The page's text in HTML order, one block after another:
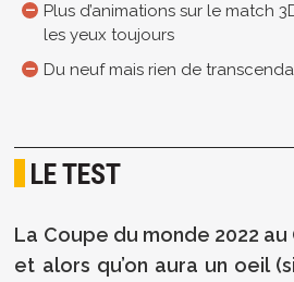
Plus d’animations sur le match
les yeux toujours
Du neuf mais rien de
LE TEST
La Coupe du monde 2022
et alors qu’on aura un oeil